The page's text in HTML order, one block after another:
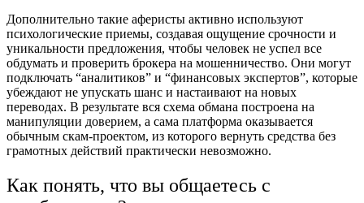
Дополнительно такие аферисты активно используют
психологические приемы, создавая ощущение срочности и
уникальности предложения, чтобы человек не успел все
обдумать и проверить брокера на мошенничество. Они могут
подключать “аналитиков” и “финансовых экспертов”, которые
убеждают не упускать шанс и настаивают на новых
переводах. В результате вся схема обмана построена на
манипуляции доверием, а сама платформа оказывается
обычным скам-проектом, из которого вернуть средства без
грамотных действий практически невозможно.
Как понять, что вы общаетесь с